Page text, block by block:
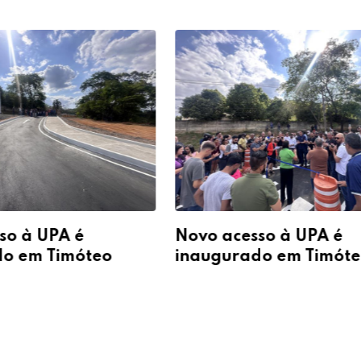
à UPA é
em Timóteo
Novo acesso à UPA é
inaugurado em